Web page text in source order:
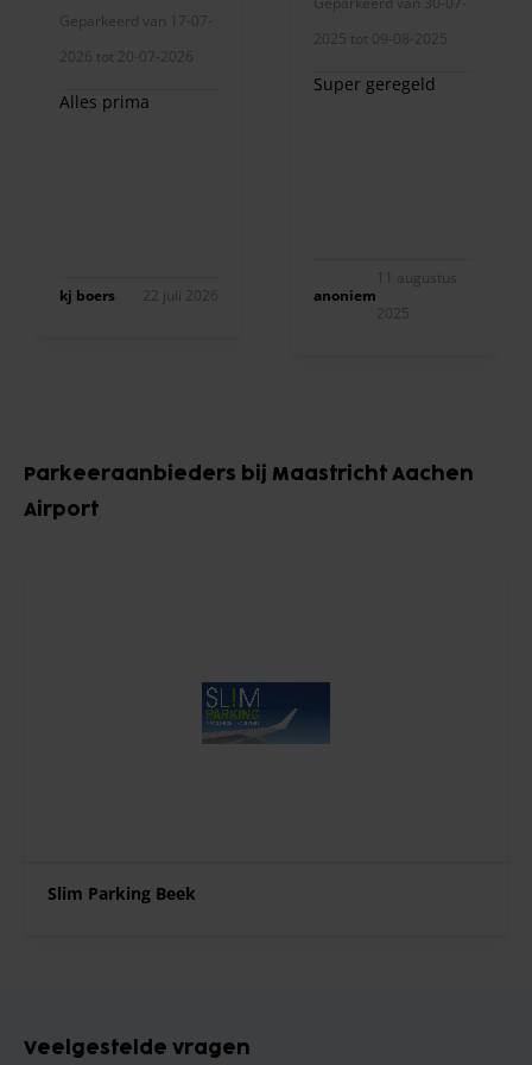
Geparkeerd van 17-07-
2026 tot 20-07-2026
Alles prima
kj boers 22 juli 2026
2025 tot 09-08-2025
Super geregeld
anoniem
11 augustus
2025
Parkeeraanbieders bij Maastricht Aachen
Airport
Slim Parking Beek
Veelgestelde vragen